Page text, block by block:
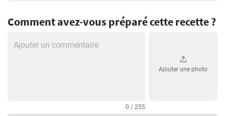
Comment avez-vous préparé cette recette ?
0 / 255
Ajouter une photo